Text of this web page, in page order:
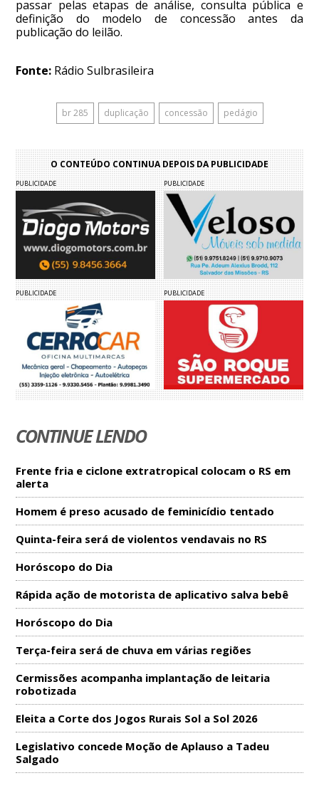
passar pelas etapas de análise, consulta pública e
definição do modelo de concessão antes da
publicação do leilão.
Fonte: Rádio Sulbrasileira
br 285 duplicação concessão pedágio
O CONTEÚDO CONTINUA DEPOIS DA PUBLICIDADE
PUBLICIDADE PUBLICIDADE
PUBLICIDADE PUBLICIDADE
CONTINUE LENDO
Frente fria e ciclone extratropical colocam o RS em
alerta
Homem é preso acusado de feminicídio tentado
Quinta-feira será de violentos vendavais no RS
Horóscopo do Dia
Rápida ação de motorista de aplicativo salva bebê
Horóscopo do Dia
Terça-feira será de chuva em várias regiões
Cermissões acompanha implantação de leitaria
robotizada
Eleita a Corte dos Jogos Rurais Sol a Sol 2026
Legislativo concede Moção de Aplauso a Tadeu
Salgado